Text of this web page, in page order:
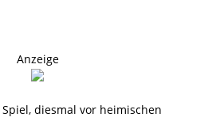
Anzeige
diesmal vor heimischen